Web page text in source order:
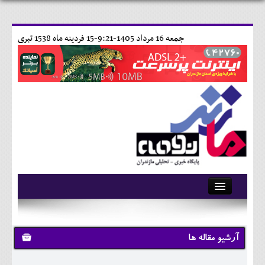
15 فردينه ماه 1538 تبری جمعه 16 مرداد 1405-9:21-
آرشیو
تماس با ما
وبلاگ
آرشیو مقاله ها